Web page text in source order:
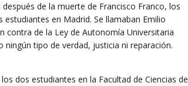
de la muerte de Francisco Franco, los
en Madrid. Se llamaban Emilio
contra de la Ley de Autonomía Universitaria
ningún tipo de verdad, justicia ni reparación.
dos estudiantes en la Facultad de Ciencias de